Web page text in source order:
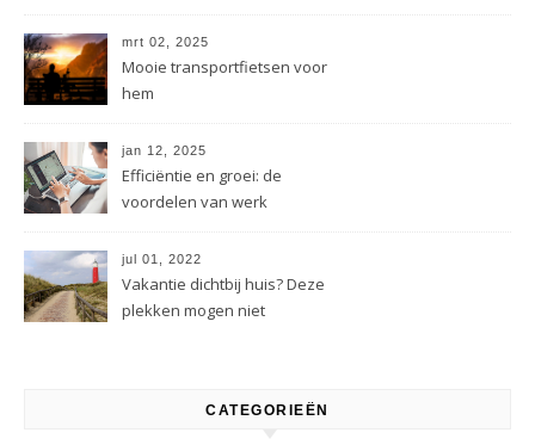
mrt 02, 2025
Mooie transportfietsen voor
hem
jan 12, 2025
Efficiëntie en groei: de
voordelen van werk
jul 01, 2022
Vakantie dichtbij huis? Deze
plekken mogen niet
CATEGORIEËN